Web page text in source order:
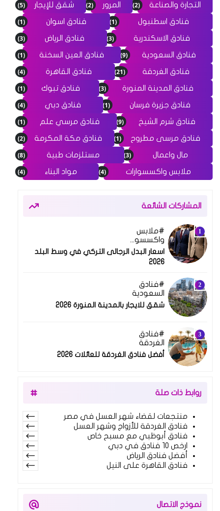
التجارة والصناعة (2) المرور (2) شقق للإيجار (5)
فنادق اسطنبول (1) فنادق اسوان (1)
فنادق الاسكندرية (3) فنادق الرياض (3)
فنادق السعودية (9) فنادق العين السخنة (1)
فنادق الغردقة (21) فنادق القاهرة (4)
فنادق المدينة المنورة (3) فنادق تبوك (1)
فنادق جزيرة فرسان (1) فنادق دبي (4)
فنادق شرم الشيخ (9) فنادق مرسي علم (1)
فنادق مرسى مطروح (1) فنادق مكة المكرمة (2)
مال واعمال (3) مستلزمات طبية (8)
ملابس واكسسوارات (4) مواد البناء (4)
المشاركات الشائعة
ملابس
واكسسوارات
اسعار البدل الرجالى التركي في وسط البلد
2026
فنادق
السعودية
شقق للايجار بالمدينة المنورة 2026
فنادق
الغردقة
أفضل فنادق الغردقة للعائلات 2026
روابط ذات صلة
منتجعات لقضاء شهر العسل في مصر
فنادق الغردقة للأزواج وشهر العسل
فنادق أبوظبي مع مسبح خاص
ارخص 10 فنادق في دبي
أفضل فنادق الرياض
فنادق القاهرة على النيل
نموذج الاتصال